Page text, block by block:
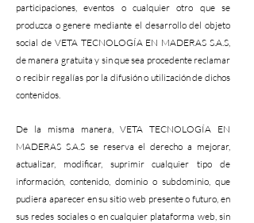
participaciones, eventos o cualquier otro que se
produzca o genere mediante el desarrollo del objeto
social de VETA TECNOLOGÍA EN MADERAS S.A.S,
de manera gratuita y sin que sea procedente reclamar
o recibir regalías por la difusión o utilización de dichos
contenidos.
De la misma manera, VETA TECNOLOGÍA EN
MADERAS S.A.S se reserva el derecho a mejorar,
actualizar, modificar, suprimir cualquier tipo de
información, contenido, dominio o subdominio, que
pudiera aparecer en su sitio web presente o futuro, en
sus redes sociales o en cualquier plataforma web, sin